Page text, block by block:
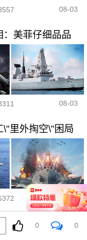
08-03
美菲仔细品品
08-03
里外掏空\"困局
08-03
美利坚是真想
？
0 0